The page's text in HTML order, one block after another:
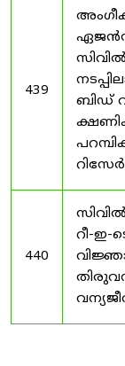
439
ബിഡ്
440
റീ-ഇ-